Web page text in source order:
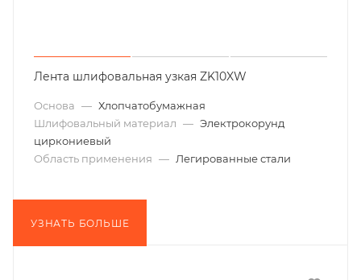
Лента шлифовальная узкая ZK10XW
Основа — Хлопчатобумажная
Шлифовальный материал — Электрокорунд
циркониевый
Область применения — Легированные стали
УЗНАТЬ БОЛЬШЕ